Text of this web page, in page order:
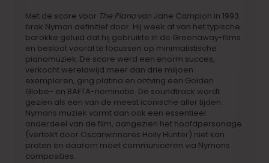
Met de score voor The Pianovan Jane Campion in 1993
brak Nyman definitief door. Hij week af van het typische
barokke geluid dat hij gebruikte in de Greenaway-films
en besloot vooral te focussen op minimalistische
pianomuziek. De score werd een enorm succes,
verkocht wereldwijd meer dan drie miljoen
exemplaren, ging platina en ontving een Golden
Globe- en BAFTA-nominatie. De soundtrack wordt
gezien als een van de meest iconische aller tijden.
Nymans muziek vormt dan ook een essentieel
onderdeel van de film, aangezien het hoofdpersonage
(vertolkt door Oscarwinnares Holly Hunter) niet kan
praten en daarom moet communiceren via Nymans
composities.